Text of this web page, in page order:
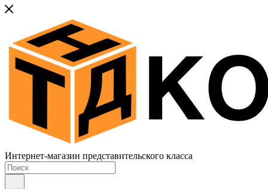
Интернет-магазин представительского класса